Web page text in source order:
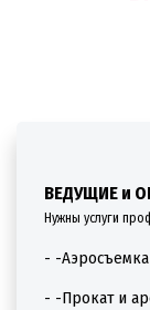
ВЕДУЩИЕ и
Нужны услуги
- -Аэросъемка
- -Прокат и